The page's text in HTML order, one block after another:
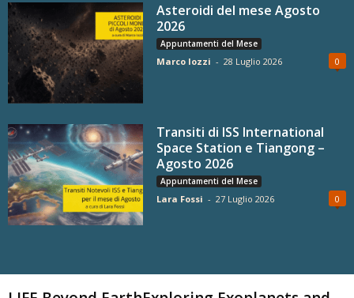
Asteroidi del mese Agosto
2026
Appuntamenti del Mese
Marco Iozzi - 28 Luglio 2026 0
Transiti di ISS International
Space Station e Tiangong –
Agosto 2026
Appuntamenti del Mese
Lara Fossi - 27 Luglio 2026 0